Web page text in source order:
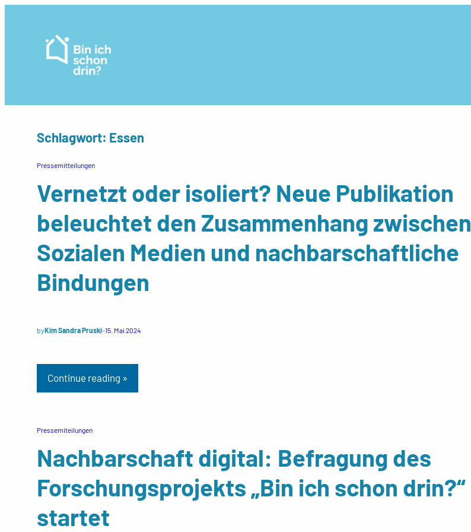
Schlagwort: Essen
Pressemitteilungen
Vernetzt oder isoliert? Neue Publikation
beleuchtet den Zusammenhang zwischen
Sozialen Medien und nachbarschaftliche
Bindungen
byKim Sandra Pruski–15. Mai 2024
Continue reading »
Pressemiteilungen
Nachbarschaft digital: Befragung des
Forschungsprojekts „Bin ich schon drin?“
startet